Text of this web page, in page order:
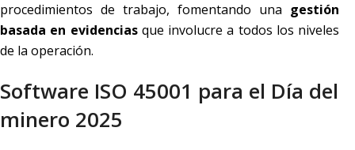
procedimientos de trabajo, fomentando una gestión
basada en evidenciasque involucre a todos los niveles
de la operación.
Software ISO 45001 para el Día del
minero 2025